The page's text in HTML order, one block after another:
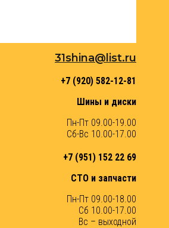
31shina@list.ru
+7 (920) 582-12-81
Шины и диски
Пн-Пт 09.00-19.00
Сб-Вс 10.00-17.00
+7 (951) 152 22 69
СТО и запчасти
Пн-Пт 09.00-18.00
Сб 10.00-17.00
Вс – выходной